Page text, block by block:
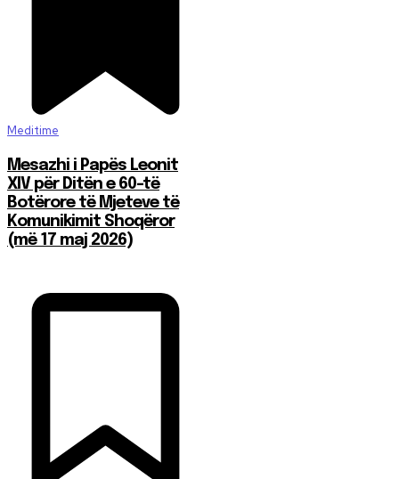
Meditime
Mesazhi i Papës Leonit
XIV për Ditën e 60-të
Botërore të Mjeteve të
Komunikimit Shoqëror
(më 17 maj 2026)